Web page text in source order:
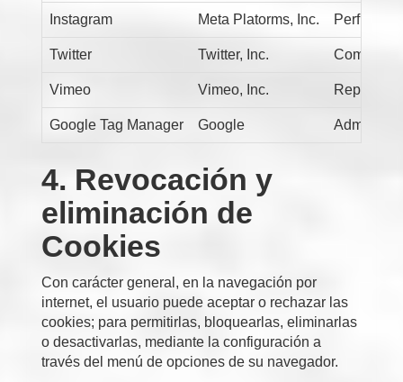
Instagram Meta Platorms, Inc. Perfil
Twitter Twitter, Inc. Compartir
Vimeo Vimeo, Inc.
Google Tag Manager Google
4. Revocación y
eliminación de
Cookies
Con carácter general, en la navegación por
internet, el usuario puede aceptar o rechazar las
cookies; para permitirlas, bloquearlas, eliminarlas
o desactivarlas, mediante la configuración a
través del menú de opciones de su navegador.